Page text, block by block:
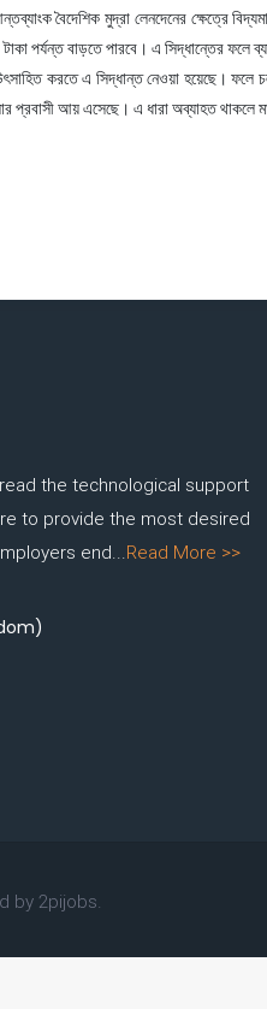
বৈদেশিক মুদ্রা লেনদেনের ক্ষেত্রে
পর্যন্ত বাড়তে পারবে। এ সিদ্ধান্তের ফলে
করতে এ সিদ্ধান্ত নেওয়া হয়েছে। ফলে
প্রবাসী আয় এসেছে। এ ধারা অব্যাহত থাকলে
the technological support
to provide the most desired
end... Read More >>
by 2pijobs.